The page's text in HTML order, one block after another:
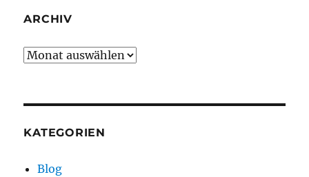
ARCHIV
Archiv
KATEGORIEN
Blog